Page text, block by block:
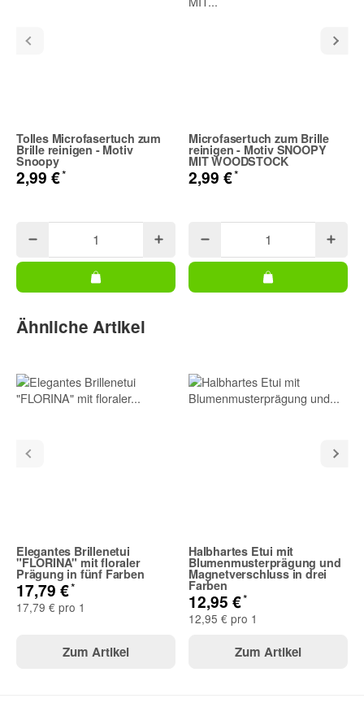
Tolles Microfasertuch zum
Brille reinigen - Motiv
Snoopy
2,99 €*
Microfasertuch zum Brille
reinigen - Motiv SNOOPY
MIT WOODSTOCK
2,99 €*
Ähnliche Artikel
Elegantes Brillenetui
"FLORINA" mit floraler
Prägung in fünf Farben
17,79 €*
17,79 € pro 1
Zum Artikel
Halbhartes Etui mit
Blumenmusterprägung und
Magnetverschluss in drei
Farben
12,95 €*
12,95 € pro 1
Zum Artikel